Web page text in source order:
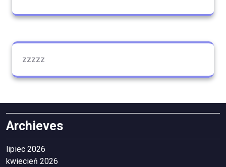
zzzzz
Archieves
lipiec 2026
kwiecień 2026